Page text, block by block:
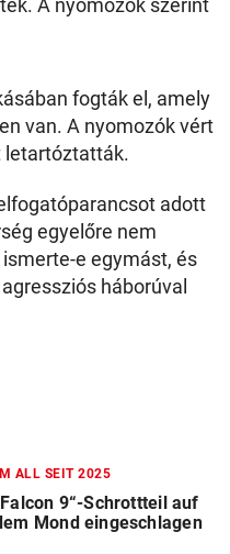
A nyomozók szerint
fogták el, amely
van. A nyomozók vért
letartóztatták.
adott
egyelőre nem
e egymást, és
háborúval
IM ALL SEIT 2025
9“-Schrottteil auf
Mond eingeschlagen